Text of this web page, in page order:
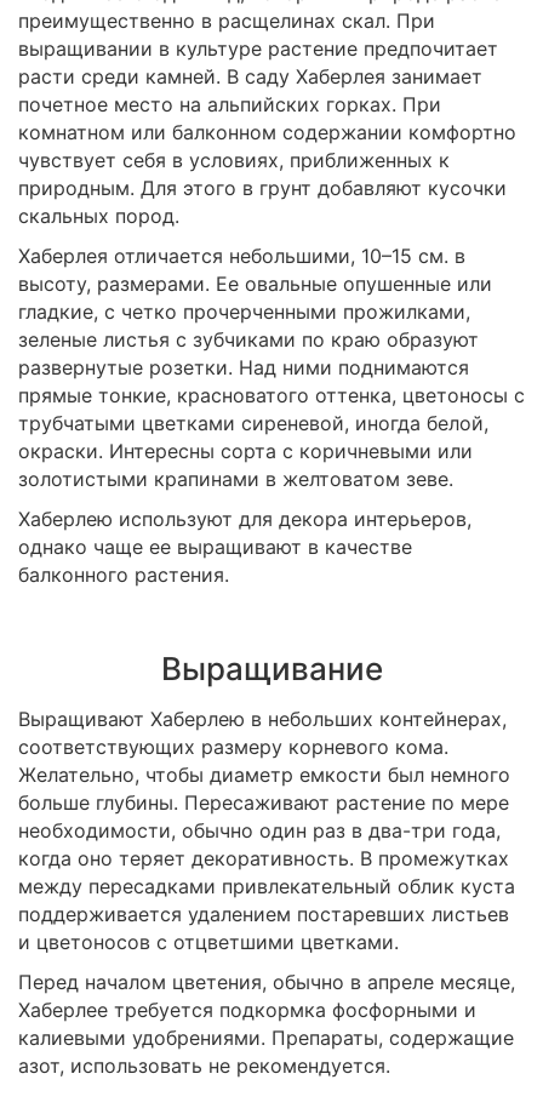
преимущественно в расщелинах скал. При
выращивании в культуре растение предпочитает
расти среди камней. В саду Хаберлея занимает
почетное место на альпийских горках. При
комнатном или балконном содержании комфортно
чувствует себя в условиях, приближенных к
природным. Для этого в грунт добавляют кусочки
скальных пород.
Хаберлея отличается небольшими, 10–15 см. в
высоту, размерами. Ее овальные опушенные или
гладкие, с четко прочерченными прожилками,
зеленые листья с зубчиками по краю образуют
развернутые розетки. Над ними поднимаются
прямые тонкие, красноватого оттенка, цветоносы с
трубчатыми цветками сиреневой, иногда белой,
окраски. Интересны сорта с коричневыми или
золотистыми крапинами в желтоватом зеве.
Хаберлею используют для декора интерьеров,
однако чаще ее выращивают в качестве
балконного растения.
Выращивание
Выращивают Хаберлею в небольших контейнерах,
соответствующих размеру корневого кома.
Желательно, чтобы диаметр емкости был немного
больше глубины. Пересаживают растение по мере
необходимости, обычно один раз в два-три года,
когда оно теряет декоративность. В промежутках
между пересадками привлекательный облик куста
поддерживается удалением постаревших листьев
и цветоносов с отцветшими цветками.
Перед началом цветения, обычно в апреле месяце,
Хаберлее требуется подкормка фосфорными и
калиевыми удобрениями. Препараты, содержащие
азот, использовать не рекомендуется.